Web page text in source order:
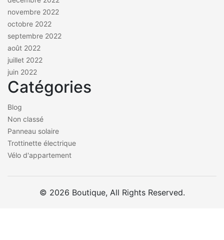
novembre 2022
octobre 2022
septembre 2022
août 2022
juillet 2022
juin 2022
Catégories
Blog
Non classé
Panneau solaire
Trottinette électrique
Vélo d'appartement
© 2026 Boutique, All Rights Reserved.